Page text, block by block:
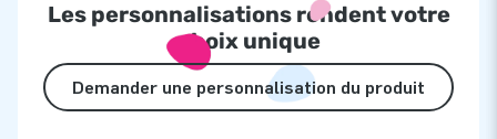
Les personnalisations rendent votre
choix unique
Demander une personnalisation du produit